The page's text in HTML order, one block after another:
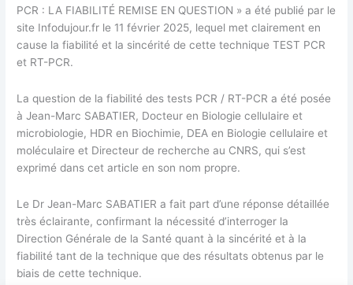
PCR : LA FIABILITÉ REMISE EN QUESTION » a été publié par le
site Infodujour.fr le 11 février 2025, lequel met clairement en
cause la fiabilité et la sincérité de cette technique TEST PCR
et RT-PCR.
La question de la fiabilité des tests PCR / RT-PCR a été posée
à Jean-Marc SABATIER, Docteur en Biologie cellulaire et
microbiologie, HDR en Biochimie, DEA en Biologie cellulaire et
moléculaire et Directeur de recherche au CNRS, qui s’est
exprimé dans cet article en son nom propre.
Le Dr Jean-Marc SABATIER a fait part d’une réponse détaillée
très éclairante, confirmant la nécessité d’interroger la
Direction Générale de la Santé quant à la sincérité et à la
fiabilité tant de la technique que des résultats obtenus par le
biais de cette technique.